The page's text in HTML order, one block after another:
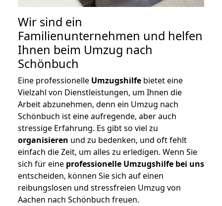
Wir sind ein
Familienunternehmen und helfen
Ihnen beim Umzug nach
Schönbuch
Eine professionelle Umzugshilfe bietet eine
Vielzahl von Dienstleistungen, um Ihnen die
Arbeit abzunehmen, denn ein Umzug nach
Schönbuch ist eine aufregende, aber auch
stressige Erfahrung. Es gibt so viel zu
organisieren und zu bedenken, und oft fehlt
einfach die Zeit, um alles zu erledigen. Wenn Sie
sich für eine professionelle Umzugshilfe bei uns
entscheiden, können Sie sich auf einen
reibungslosen und stressfreien Umzug von
Aachen nach Schönbuch freuen.